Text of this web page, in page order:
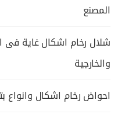
المصنع
شلال رخام اشكال غاية فى
والخارجية
احواض رخام اشكال وانواع